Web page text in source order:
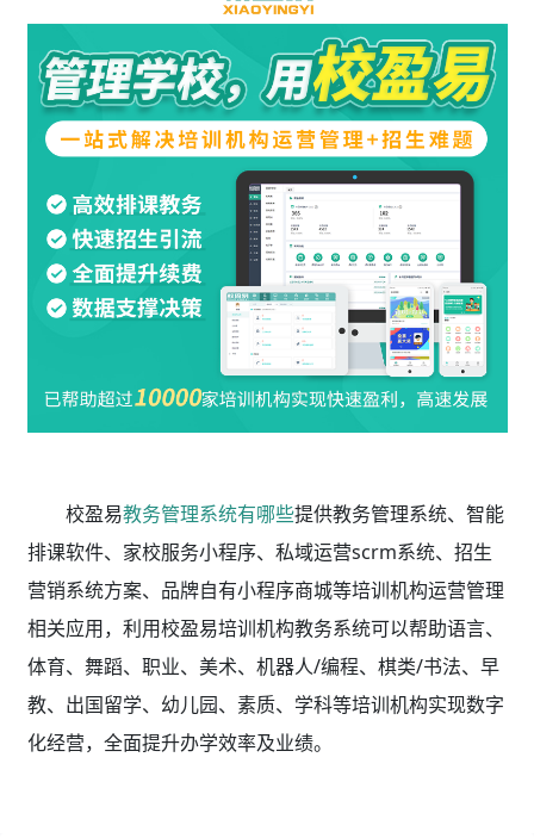
校盈易教务管理系统有哪些提供教务管理系统、智能
排课软件、家校服务小程序、私域运营scrm系统、招生
营销系统方案、品牌自有小程序商城等培训机构运营管理
相关应用，利用校盈易培训机构教务系统可以帮助语言、
体育、舞蹈、职业、美术、机器人/编程、棋类/书法、早
教、出国留学、幼儿园、素质、学科等培训机构实现数字
化经营，全面提升办学效率及业绩。